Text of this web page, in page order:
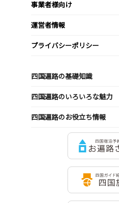
事業者様向け
運営者情報
プライバシーポリシー
四国遍路の基礎知識
四国遍路のいろいろな魅力
四国遍路のお役立ち情報